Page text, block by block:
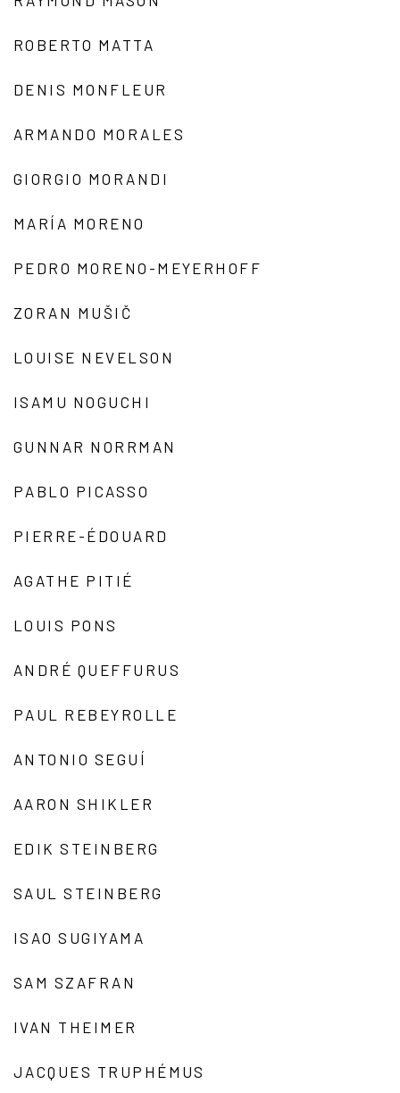
ROBERTO MATTA
DENIS MONFLEUR
ARMANDO MORALES
GIORGIO MORANDI
MARÍA MORENO
PEDRO MORENO-MEYERHOFF
ZORAN MUŠIČ
LOUISE NEVELSON
ISAMU NOGUCHI
GUNNAR NORRMAN
PABLO PICASSO
PIERRE-ÉDOUARD
AGATHE PITIÉ
LOUIS PONS
ANDRÉ QUEFFURUS
PAUL REBEYROLLE
ANTONIO SEGUÍ
AARON SHIKLER
EDIK STEINBERG
SAUL STEINBERG
ISAO SUGIYAMA
SAM SZAFRAN
IVAN THEIMER
JACQUES TRUPHÉMUS